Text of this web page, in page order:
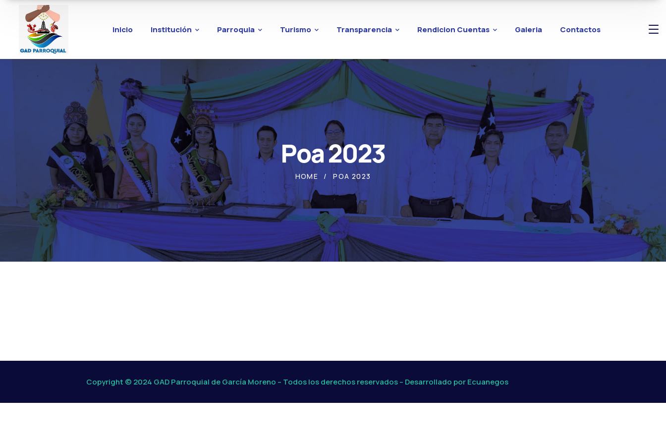
Inicio Institución Parroquia Turismo Transparencia Rendicion Cuentas Galeria Contactos
Poa 2023
HOME POA 2023
Copyright © 2024 GAD Parroquial de García Moreno – Todos los derechos reservados – Desarrollado por Ecuanegos